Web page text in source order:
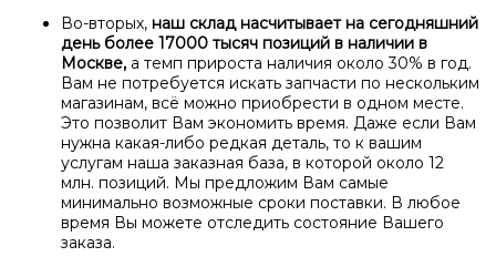
Во-вторых, наш склад насчитывает на сегодняшний
день более 17000 тысяч позиций в наличии в
Москве, а темп прироста наличия около 30% в год.
Вам не потребуется искать запчасти по нескольким
магазинам, всё можно приобрести в одном месте.
Это позволит Вам экономить время. Даже если Вам
нужна какая-либо редкая деталь, то к вашим
услугам наша заказная база, в которой около 12
млн. позиций. Мы предложим Вам самые
минимально возможные сроки поставки. В любое
время Вы можете отследить состояние Вашего
заказа.